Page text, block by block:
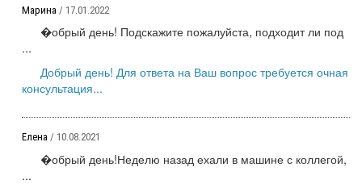
Марина / 17.01.2022
�обрый день! Подскажите пожалуйста, подходит ли под
...
Добрый день! Для ответа на Ваш вопрос требуется очная
консультация...
Елена / 10.08.2021
�обрый день!Неделю назад ехали в машине с коллегой,
...